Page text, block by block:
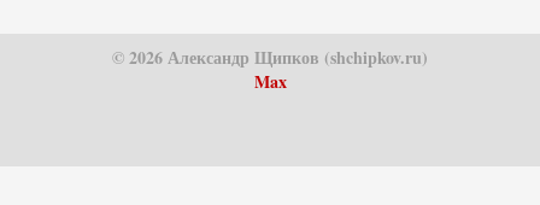
© 2026 Александр Щипков (shchipkov.ru)
Max